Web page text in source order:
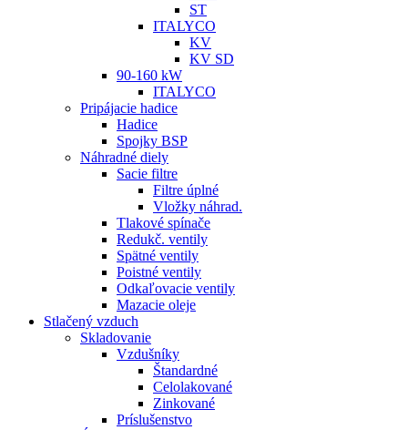
ST
ITALYCO
KV
KV SD
90-160 kW
ITALYCO
Pripájacie hadice
Hadice
Spojky BSP
Náhradné diely
Sacie filtre
Filtre úplné
Vložky náhrad.
Tlakové spínače
Redukč. ventily
Spätné ventily
Poistné ventily
Odkaľovacie ventily
Mazacie oleje
Stlačený vzduch
Skladovanie
Vzdušníky
Štandardné
Celolakované
Zinkované
Príslušenstvo